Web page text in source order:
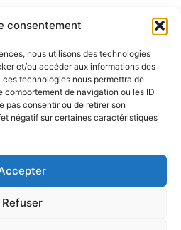
consentement
nous utilisons des technologies
et/ou accéder aux informations des
technologies nous permettra de
comportement de navigation ou les ID
pas consentir ou de retirer son
négatif sur certaines caractéristiques
Refuser
Calendrier Google
vendredi sur 2 parties de
ouverture dès 19h